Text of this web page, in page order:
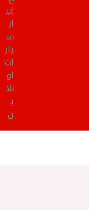
غي
ار
س
يار
ات
او
نلا
ي
ن